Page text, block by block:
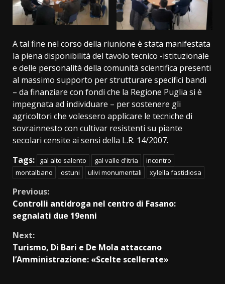
A tal fine nel corso della riunione è stata manifestata
la piena disponibilità del tavolo tecnico -istituzionale
e delle personalità della comunità scientifica presenti
al massimo supporto per strutturare specifici bandi
– da finanziare con fondi che la Regione Puglia si è
impegnata ad individuare – per sostenere gli
agricoltori che volessero applicare le tecniche di
sovrainnesto con cultivar resistenti su piante
secolari censite ai sensi della L.R. 14/2007.
Tags:
gal alto salento gal valle d'itria
incontro
montalbano
ostuni ulivi monumentali xylella fastidiosa
Continue
Reading
Previous:
Controlli antidroga nel centro di Fasano:
segnalati due 19enni
Next:
Turismo, Di Bari e De Mola attaccano
l’Amministrazione: «Scelte scellerate»